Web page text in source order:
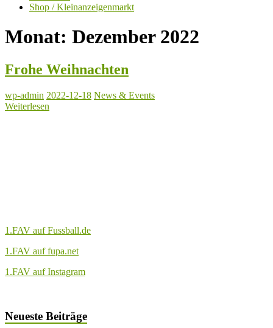
Shop / Kleinanzeigenmarkt
Monat: Dezember 2022
Frohe Weihnachten
wp-admin 2022-12-18 News & Events
Weiterlesen
1.FAV auf Fussball.de
1.FAV auf fupa.net
1.FAV auf Instagram
Neueste Beiträge